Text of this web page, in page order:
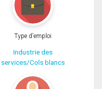
Type d'emploi
Industrie des
services/Cols blancs